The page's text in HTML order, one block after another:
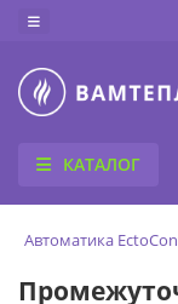
КАТАЛОГ
Автоматика